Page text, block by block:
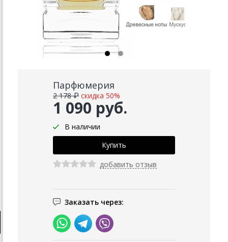
Парфюмерия
1 090 руб.
2 178 ₽ скидка 50%
В наличии
добавить отзыв
Заказать через: